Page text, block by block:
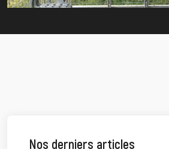
Nos derniers articles